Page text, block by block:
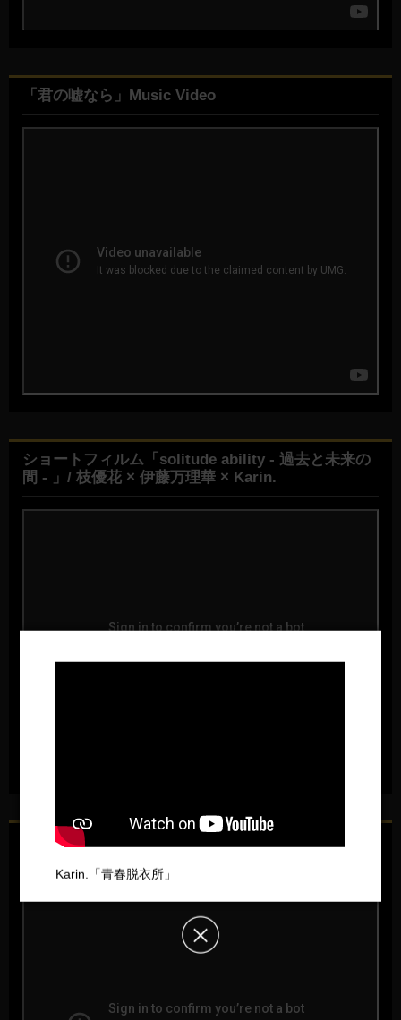
「君の嘘なら」Music Video
ショートフィルム「solitude ability - 過去と未来の
間 - 」/ 枝優花 × 伊藤万理華 × Karin.
ショートフィルム「solitude ability - 涙の賞味期限
Karin.「青春脱衣所」